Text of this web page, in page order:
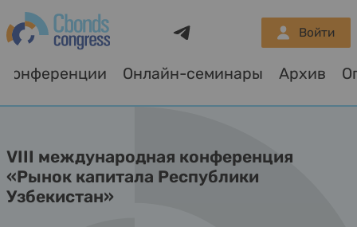
Конференции Онлайн-семинары Архив
Войти
VIII международная конференция
«Рынок капитала Республики
Узбекистан»